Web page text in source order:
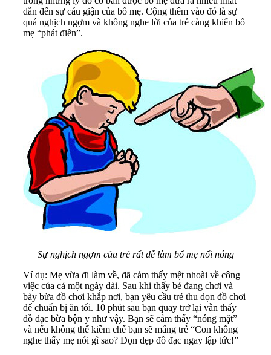
dẫn đến sự cáu giận của bố mẹ. Cộng thêm vào đó là sự
quá nghịch ngợm và không nghe lời của trẻ càng khiến bố
mẹ “phát điên”.
Sự nghịch ngợm của trẻ rất dễ làm bố mẹ nổi nóng
Ví dụ: Mẹ vừa đi làm về, đã cảm thấy mệt nhoài về công
việc của cả một ngày dài. Sau khi thấy bé đang chơi và
bày bừa đồ chơi khắp nơi, bạn yêu cầu trẻ thu dọn đồ chơi
để chuẩn bị ăn tối. 10 phút sau bạn quay trở lại vẫn thấy
đồ đạc bừa bộn y như vậy. Bạn sẽ cảm thấy “nóng mặt”
và nếu không thể kiềm chế bạn sẽ mắng trẻ “Con không
nghe thấy mẹ nói gì sao? Dọn dẹp đồ đạc ngay lập tức!”